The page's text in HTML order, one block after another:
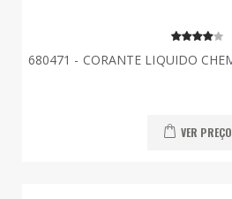
680471 - CORANTE LIQUIDO
VER PREÇO